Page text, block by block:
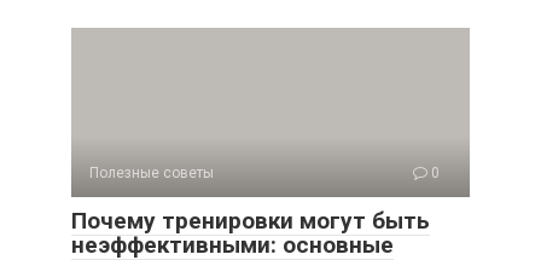
Полезные советы 0
Почему тренировки могут быть
неэффективными: основные